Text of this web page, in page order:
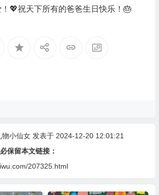
💖祝天下所有的爸爸生日快乐！🎂
物小仙女发表于 2024-12-20 12:01:21
保留本文链接：
207325.html